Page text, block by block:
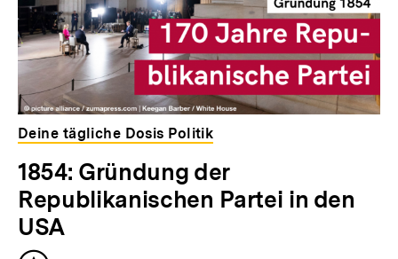
Deine tägliche Dosis Politik
1854: Gründung der
Republikanischen Partei in den
USA